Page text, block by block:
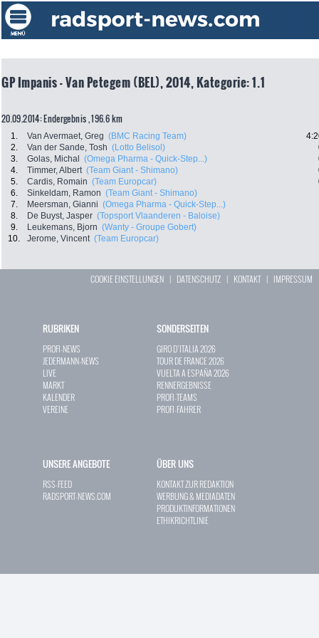
GP Impanis - Van Petegem (BEL), 2014, Kategorie: 1.1
20.09.2014: Endergebnis , 196.6 km
1. Van Avermaet, Greg (BMC Racing Team)
2.
Van der Sande, Tosh (Lotto Belisol)
3.
Golas, Michal (Omega Pharma - Quick-Step...)
4.
Timmer, Albert (Team Giant - Shimano)
5.
Cardis, Romain (Team Europcar)
6.
Sinkeldam, Ramon (Team Giant - Shimano)
7.
Meersman, Gianni (Omega Pharma - Quick-Step...)
8.
De Buyst, Jasper (Topsport Vlaanderen - Baloise)
9.
Leukemans, Bjorn (Wanty - Groupe Gobert)
10.
Jerome, Vincent (Team Europcar)
COOKIE EINSTELLUNGEN | DATENSCHUTZ | KONTAKT| IMPRESSUM
RUBRIKEN
PROFI-NEWS
JEDERMANN-NEWS
LIVE
MARKT
KALENDER
VEREINE
SONDERSEITEN
GIRO D`ITALIA 2026
TOUR DE FRANCE 2026
VUELTA A ESPAÑA 2026
RENNERGEBNISSE
PROFI-TEAMS
PROFI-FAHRER
UNSERE ANGEBOTE
RSS-FEED
RADSPORT-NEWS.COM
ÜBER UNS
KONTAKT ZUR REDAKTION
WERBUNG & MEDIADATEN
PRODUKTINFORMATIONEN
ETHIKRICHTLINIE